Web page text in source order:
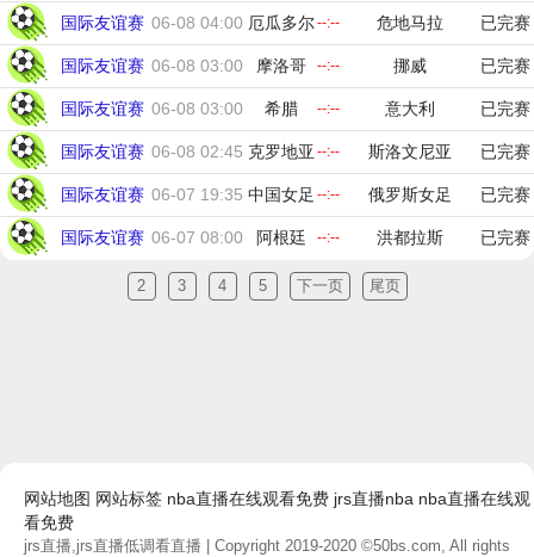
国际友谊赛 06-08 04:00 厄瓜多尔--:-- 危地马拉 已完赛
国际友谊赛 06-08 03:00 摩洛哥 --:-- 挪威 已完赛
国际友谊赛 06-08 03:00 希腊 --:-- 意大利 已完赛
国际友谊赛 06-08 02:45 克罗地亚 --:-- 斯洛文尼亚 已完赛
国际友谊赛 06-07 19:35 中国女足 --:-- 俄罗斯女足 已完赛
国际友谊赛 06-07 08:00 阿根廷 --:-- 洪都拉斯 已完赛
2 3 4 5 下一页 尾页
网站地图 网站标签 nba直播在线观看免费 jrs直播nba nba直播在线观
看免费
jrs直播,jrs直播低调看直播 | Copyright 2019-2020 ©50bs.com, All rights